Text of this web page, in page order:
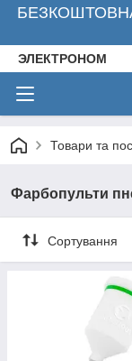
ЭЛЕКТРОНОМ
Товари та
Фарбопульти
Сортування